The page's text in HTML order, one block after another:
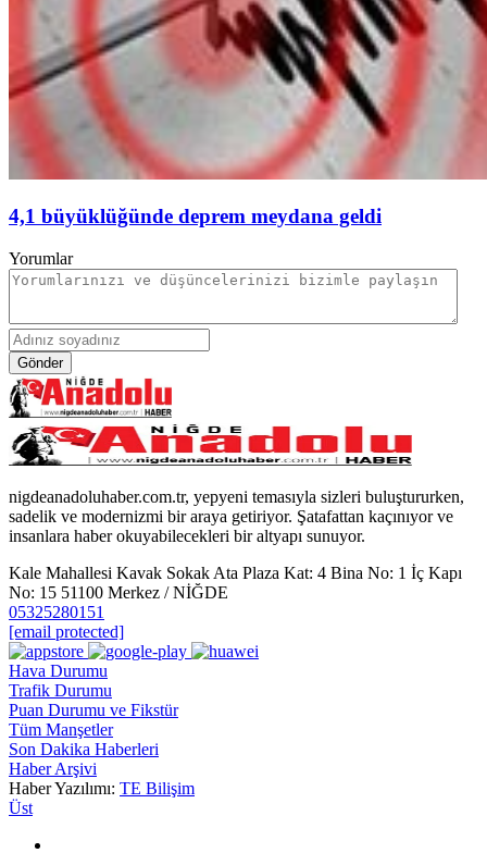
4,1 büyüklüğünde deprem meydana geldi
Yorumlar
Gönder
nigdeanadoluhaber.com.tr, yepyeni temasıyla sizleri buluştururken,
sadelik ve modernizmi bir araya getiriyor. Şatafattan kaçınıyor ve
insanlara haber okuyabilecekleri bir altyapı sunuyor.
Kale Mahallesi Kavak Sokak Ata Plaza Kat: 4 Bina No: 1 İç Kapı
No: 15 51100 Merkez / NİĞDE
05325280151
[email protected]
Hava Durumu
Trafik Durumu
Puan Durumu ve Fikstür
Tüm Manşetler
Son Dakika Haberleri
Haber Arşivi
Haber Yazılımı: TE Bilişim
Üst